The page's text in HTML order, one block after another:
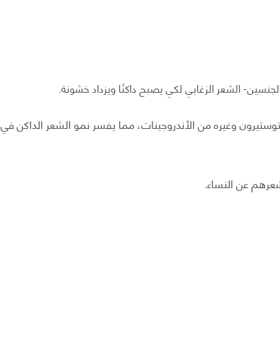
وغيره من الأندروجينات، مما يفسر نمو الشعر الداكن في
عن النساء.